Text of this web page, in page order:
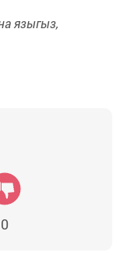
языгыз,
0